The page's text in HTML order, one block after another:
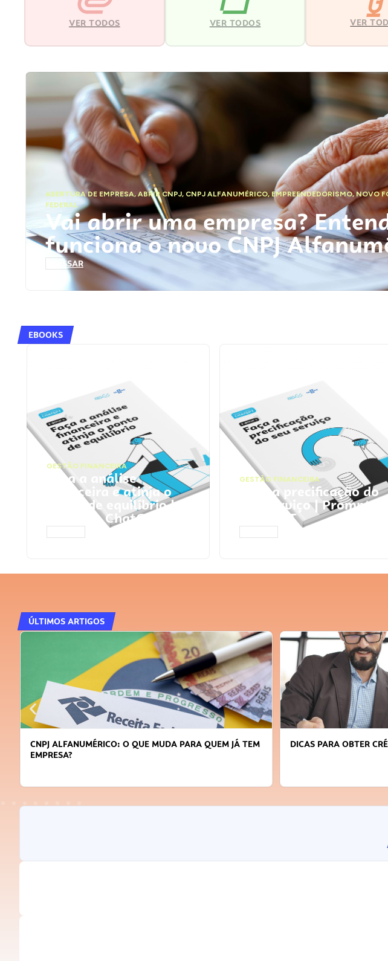
VER TODOS VER TODOS VER
ABERTURA DE EMPRESA,ABRIR CNPJ, CNPJ ALFANUMÉRICO, EMPREENDEDORISMO,NOVO
FEDERAL
Vai abrir uma empresa?
funciona o novo CNPJ
ACESSAR
EBOOKS
GESTÃO FINANCEIRA
Faça a análise
financeira e atinja o
ponto de equilíbrio |
Prompts ChatGPT
GESTÃO FINANCEIRA
Faça a precificação do
seu serviço | Prompts
ChatGPT
ÚLTIMOS ARTIGOS
CNPJ ALFANUMÉRICO: O QUE MUDA PARA QUEM JÁ TEM
EMPRESA?
DICAS PARA OBTER